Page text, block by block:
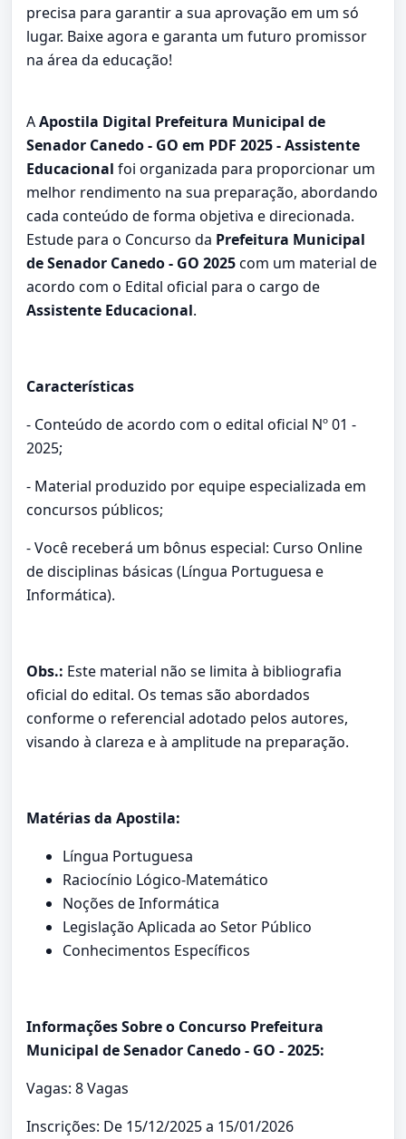
precisa para garantir a sua aprovação em um só
lugar. Baixe agora e garanta um futuro promissor
na área da educação!
AApostila Digital Prefeitura Municipal de
Senador Canedo - GO em PDF 2025 - Assistente
Educacional foi organizada para proporcionar um
melhor rendimento na sua preparação, abordando
cada conteúdo de forma objetiva e direcionada.
Estude para o Concurso da Prefeitura Municipal
de Senador Canedo - GO 2025com um material de
acordo com o Edital oficial para o cargo de
Assistente Educacional.
Características
- Conteúdo de acordo com o edital oficial Nº 01 -
2025;
- Material produzido por equipe especializada em
concursos públicos;
- Você receberá um bônus especial: Curso Online
de disciplinas básicas (Língua Portuguesa e
Informática).
Obs.: Este material não se limita à bibliografia
oficial do edital. Os temas são abordados
conforme o referencial adotado pelos autores,
visando à clareza e à amplitude na preparação.
Matérias da Apostila:
Língua Portuguesa
Raciocínio Lógico-Matemático
Noções de Informática
Legislação Aplicada ao Setor Público
Conhecimentos Específicos
Informações Sobre o Concurso Prefeitura
Municipal de Senador Canedo - GO - 2025:
Vagas: 8 Vagas
Inscrições: De 15/12/2025 a 15/01/2026